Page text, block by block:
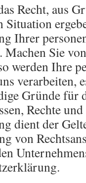
Recht, aus
Situation
Ihrer
Machen Sie
werden Ihre
verarbeiten,
Gründe für
Rechte
dient der
von